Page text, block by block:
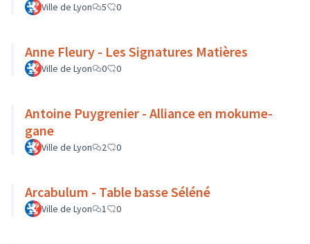
Ville de Lyon 5 0
Anne Fleury - Les Signatures Matières
Ville de Lyon 0 0
Antoine Puygrenier - Alliance en mokume-
gane
Ville de Lyon 2 0
Arcabulum - Table basse Séléné
Ville de Lyon 1 0